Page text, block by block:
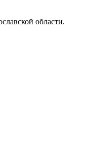
области.